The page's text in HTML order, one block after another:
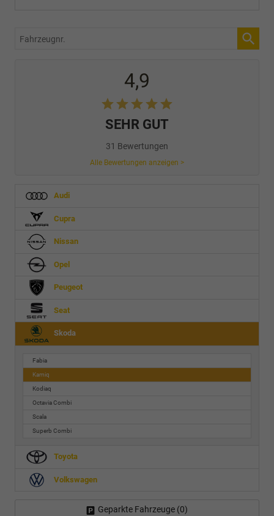
Fahrzeugnr.
4,9
SEHR GUT
31 Bewertungen
Alle Bewertungen anzeigen >
Audi
Cupra
Nissan
Opel
Peugeot
Seat
Skoda
Fabia
Kamiq
Kodiaq
Octavia Combi
Scala
Superb Combi
Toyota
Volkswagen
Geparkte Fahrzeuge (0)